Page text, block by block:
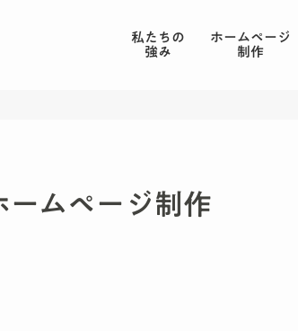
私たちの
強み
ホームページ
制作
ームページ制作